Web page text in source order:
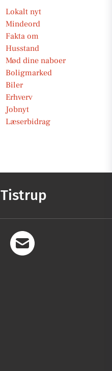
Lokalt nyt
Mindeord
Fakta om
Husstand
Mød dine naboer
Boligmarked
Biler
Erhverv
Jobnyt
Læserbidrag
Tistrup